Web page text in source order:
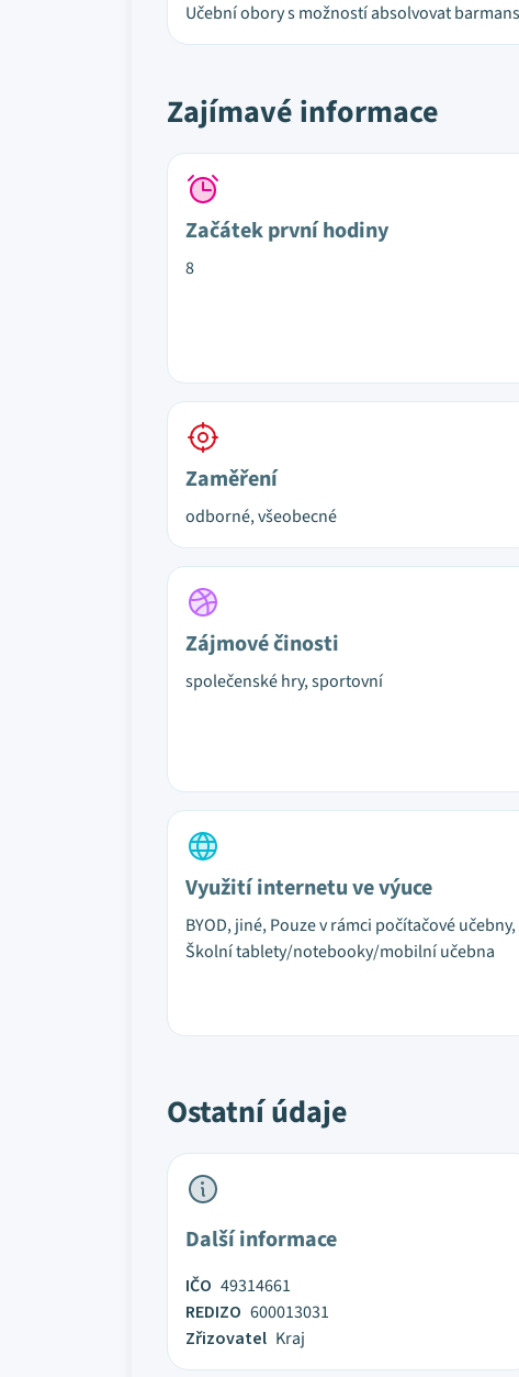
Učební obory s možností absolvovat
Zajímavé informace
Začátek první hodiny
8
Zaměření
odborné, všeobecné
Zájmové činosti
společenské hry, sportovní
Využití internetu ve výuce
BYOD, jiné, Pouze v rámci počítačové učebny,
Školní tablety/notebooky/mobilní učebna
Ostatní údaje
Další informace
IČO 49314661
REDIZO 600013031
Zřizovatel Kraj